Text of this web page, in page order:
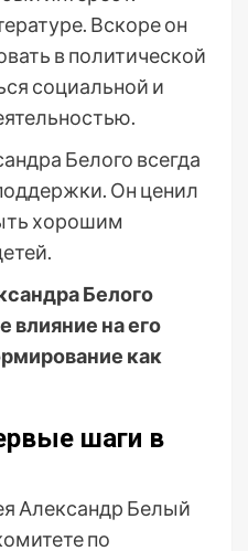
Вскоре он
в политической
социальной и
Белого всегда
Он ценил
хорошим
Белого
влияние на его
как
шаги в
Александр Белый
по